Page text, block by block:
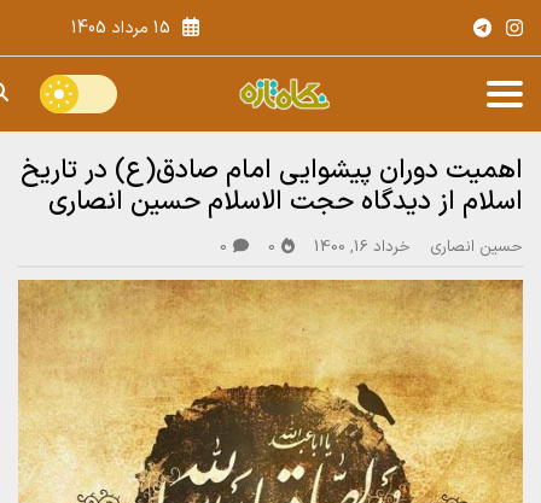
15 مرداد 1405
اهمیت دوران پیشوایی امام صادق(ع) در تاریخ
اسلام از دیدگاه حجت الاسلام حسین انصاری
حسین انصاری خرداد 16, 1400 0
0